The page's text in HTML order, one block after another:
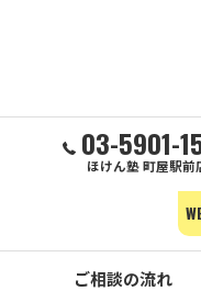
03-5901-
ほけん塾 町屋駅前
ご相談の流れ